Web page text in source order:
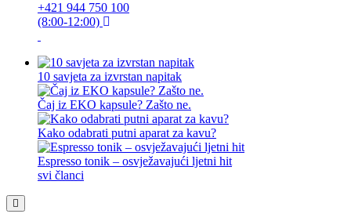
+421 944 750 100
(8:00-12:00)
10 savjeta za izvrstan napitak
Čaj iz EKO kapsule? Zašto ne.
Kako odabrati putni aparat za kavu?
Espresso tonik – osvježavajući ljetni hit
svi članci